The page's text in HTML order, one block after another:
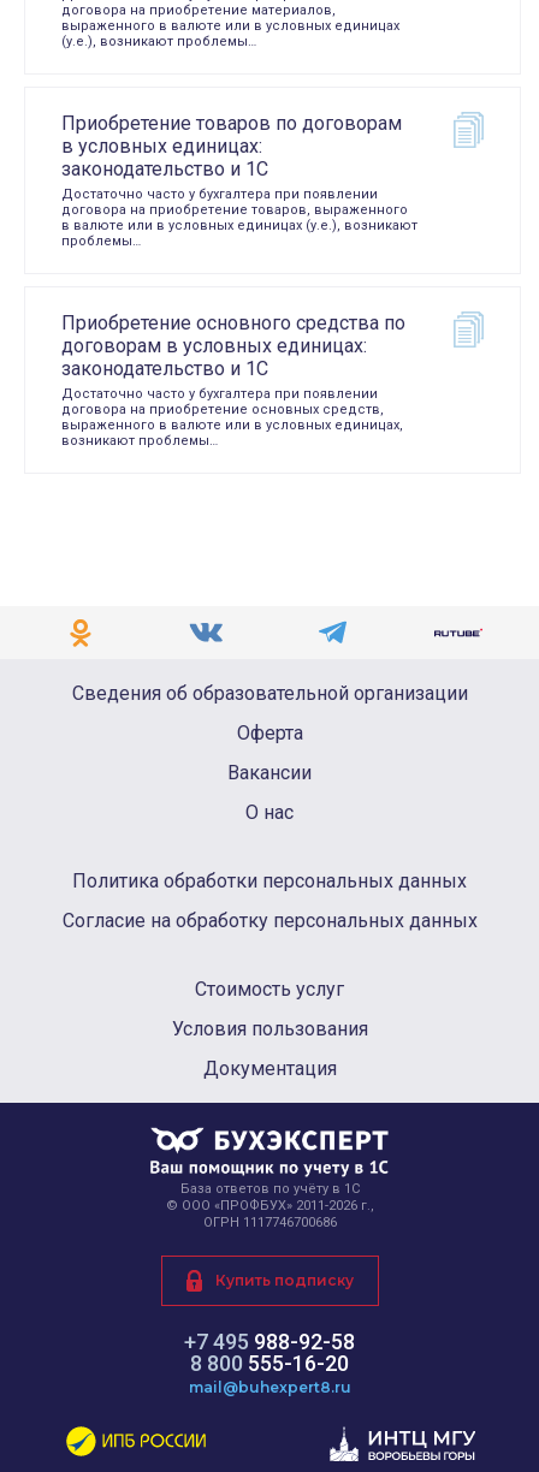
договора на приобретение материалов,
выраженного в валюте или в условных единицах
(у.е.), возникают проблемы…
Приобретение товаров по договорам
в условных единицах:
законодательство и 1С
Достаточно часто у бухгалтера при появлении
договора на приобретение товаров, выраженного
в валюте или в условных единицах (у.е.), возникают
проблемы…
Приобретение основного средства по
договорам в условных единицах:
законодательство и 1С
Достаточно часто у бухгалтера при появлении
договора на приобретение основных средств,
выраженного в валюте или в условных единицах,
возникают проблемы…
Сведения об образовательной организации
Оферта
Вакансии
О нас
Политика обработки персональных данных
Согласие на обработку персональных данных
Стоимость услуг
Условия пользования
Документация
База ответов по учёту в 1С
© ООО «ПРОФБУХ» 2011-2026 г.,
ОГРН 1117746700686
+7 495 988-92-58
8 800 555-16-20
mail@buhexpert8.ru
Купить подписку